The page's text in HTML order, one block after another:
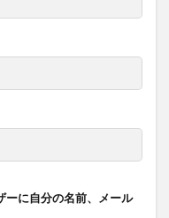
ーに自分の名前、メール